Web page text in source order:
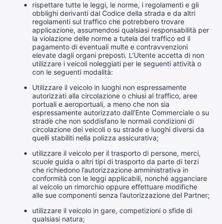
rispettare tutte le leggi, le norme, i regolamenti e gli
obblighi derivanti dal Codice della strada e da altri
regolamenti sul traffico che potrebbero trovare
applicazione, assumendosi qualsiasi responsabilità per
la violazione delle norme a tutela del traffico ed il
pagamento di eventuali multe e contravvenzioni
elevate dagli organi preposti. L’Utente accetta di non
utilizzare i veicoli noleggiati per le seguenti attività o
con le seguenti modalità:
Utilizzare il veicolo in luoghi non espressamente
autorizzati alla circolazione o chiusi al traffico, aree
portuali e aeroportuali, a meno che non sia
espressamente autorizzato dall’Ente Commerciale o su
strade che non soddisfano le normali condizioni di
circolazione dei veicoli o su strade e luoghi diversi da
quelli stabiliti nella polizza assicurativa;
utilizzare il veicolo per il trasporto di persone, merci,
scuole guida o altri tipi di trasporto da parte di terzi
che richiedono l’autorizzazione amministrativa in
conformità con le leggi applicabili, nonché agganciare
al veicolo un rimorchio oppure effettuare modifiche
alle sue componenti senza l’autorizzazione del Partner;
utilizzare il veicolo in gare, competizioni o sfide di
qualsiasi natura;